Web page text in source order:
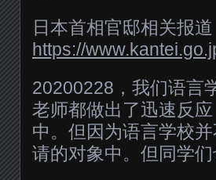
日本首相官邸相关报道
https://
20200228，我们语言
老师都做出了迅速反
中。但因为语言学校
请的对象中。但同学